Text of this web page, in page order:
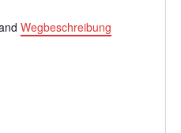
Wegbeschreibung